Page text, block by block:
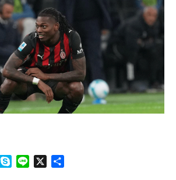
Telegram
SkypeLine